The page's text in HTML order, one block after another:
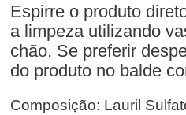
Espirre o produto
a limpeza utilizando
chão. Se preferir
do produto no balde
Composição: Lauril